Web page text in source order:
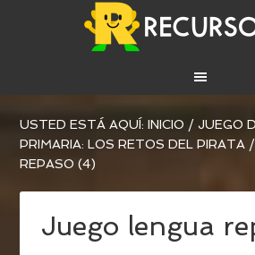
USTED ESTÁ AQUÍ:INICIO / JUEGO
PRIMARIA: LOS RETOS DEL PIRATA /
REPASO (4)
Juego lengua